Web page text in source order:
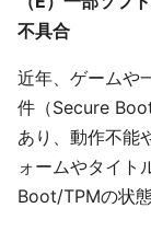
不具合
近年、ゲームや
件（Secure
あり、動作不能
ォームやタイト
Boot/TPMの状